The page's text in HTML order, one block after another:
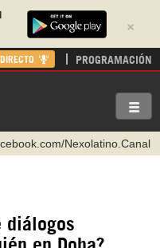
×
PROGRAMACIÓN
Nexolatino.Canal
nexo_latino
c/hispantv
diálogos
en Doha?